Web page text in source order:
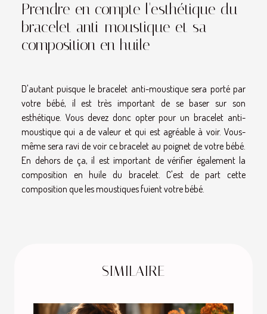
Prendre en compte l'esthétique du
bracelet anti-moustique et sa
composition en huile
D'autant puisque le bracelet anti-moustique sera porté par
votre bébé, il est très important de se baser sur son
esthétique. Vous devez donc opter pour un bracelet anti-
moustique qui a de valeur et qui est agréable à voir. Vous-
même sera ravi de voir ce bracelet au poignet de votre bébé.
En dehors de ça, il est important de vérifier également la
composition en huile du bracelet. C'est de part cette
composition que les moustiques fuient votre bébé.
SIMILAIRE